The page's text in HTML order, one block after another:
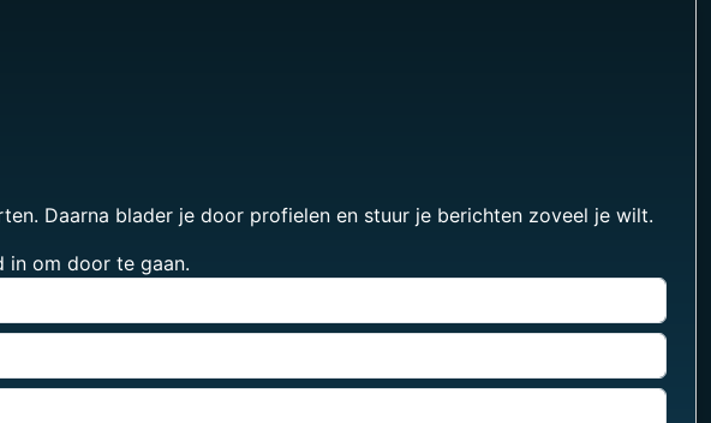
Daarna blader je door profielen en stuur je berichten zoveel je wilt.
in om door te gaan.